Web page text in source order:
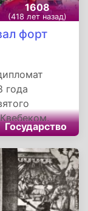
1608
(418 лет назад)
форт
года
названием
Государство